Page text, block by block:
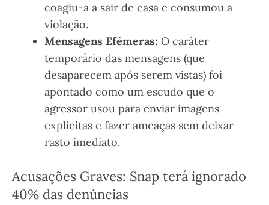
coagiu-a a sair de casa e consumou a
violação.
Mensagens Efémeras: O caráter
temporário das mensagens (que
desaparecem após serem vistas) foi
apontado como um escudo que o
agressor usou para enviar imagens
explícitas e fazer ameaças sem deixar
rasto imediato.
Acusações Graves: Snap terá ignorado
40% das denúncias